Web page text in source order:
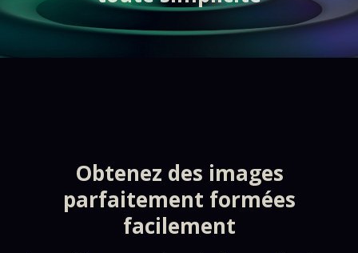
Obtenez des images
parfaitement formées
facilement​​​​